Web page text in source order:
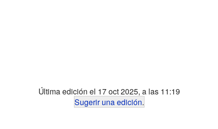
Última edición el 17 oct 2025, a las 11:19
Sugerir una edición.